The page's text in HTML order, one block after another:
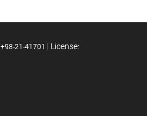
+98-21-41701 | License: